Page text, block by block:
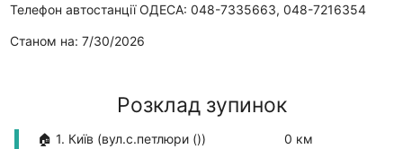
Телефон автостанції ОДЕСА: 048-7335663, 048-7216354
Станом на: 7/30/2026
Розклад зупинок
🏠 1. Київ (вул.с.петлюри ())
0 км